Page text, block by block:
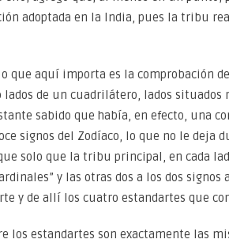
adoptada en la India, pues la tribu
que aquí importa es la comprobación
lados de un cuadrilátero, lados
sabido que había, en efecto, una
signos del Zodíaco, lo que no le deja
solo que la tribu principal, en cada
y las otras dos a los dos
y de allí los cuatro estandartes que
los estandartes son exactamente las